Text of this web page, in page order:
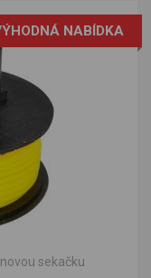
NABÍDKA
sekačku